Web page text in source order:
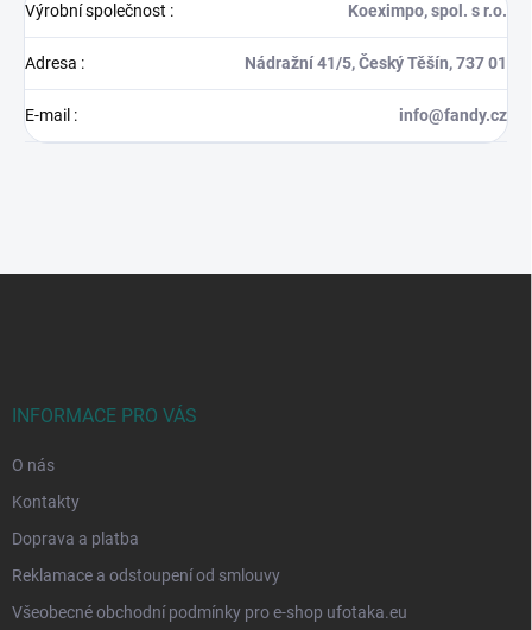
Výrobní společnost : Koeximpo, spol. s r.o.
Adresa : Nádražní 41/5, Český Těšín, 737 01
E-mail : info@fandy.cz
INFORMACE PRO VÁS
O nás
Kontakty
Doprava a platba
Reklamace a odstoupení od smlouvy
Všeobecné obchodní podmínky pro e-shop ufotaka.eu